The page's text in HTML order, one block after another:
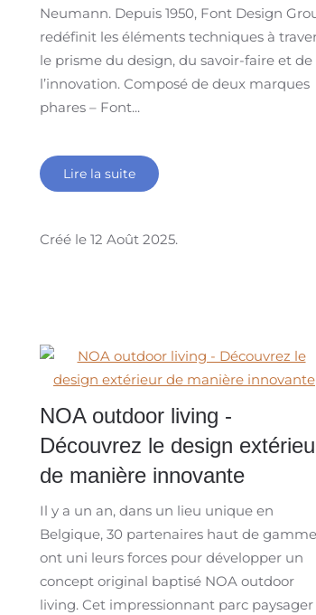
Neumann. Depuis 1950, Font Design
redéfinit les éléments techniques à
le prisme du design, du savoir-faire et de
l’innovation. Composé de deux marques
phares – Font...
Lire la suite
Créé le 12 Août 2025.
NOA outdoor living -
Découvrez le design
de manière innovante
Il y a un an, dans un lieu unique en
Belgique, 30 partenaires haut de gamme
ont uni leurs forces pour développer un
concept original baptisé NOA outdoor
living. Cet impressionnant parc paysager